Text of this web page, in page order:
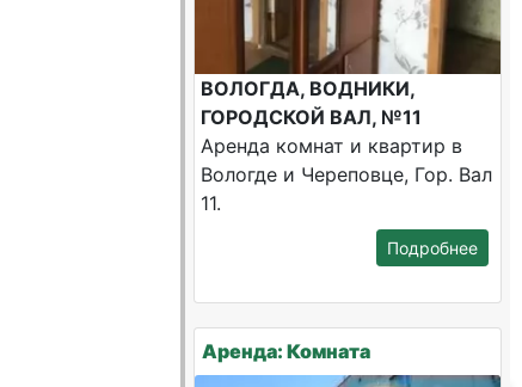
ВОЛОГДА, ВОДНИКИ,
ГОРОДСКОЙ ВАЛ, №11
Аренда комнат и квартир в
Вологде и Череповце, Гор. Вал
11.
Подробнее
Аренда: Комната